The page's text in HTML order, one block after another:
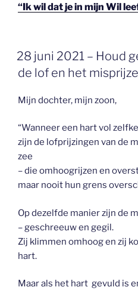
“Ik wil dat je in mijn Wil
GEPLAATST
OP
28 juni 2021 – Houd
de lof en het
Mijn dochter, mijn zoon,
“Wanneer een hart vol
zijn de lofprijzingen van de
zee
– die omhoogrijzen en
maar nooit hun grens
Op dezelfde manier zijn de
– geschreeuw en gegil.
Zij klimmen omhoog en zij
hart.
Maar als het hart gevuld is